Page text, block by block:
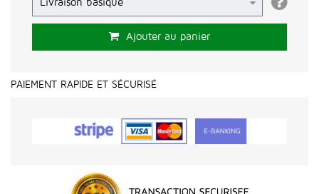
Ajouter au panier
PAIEMENT RAPIDE ET SÉCURISÉ